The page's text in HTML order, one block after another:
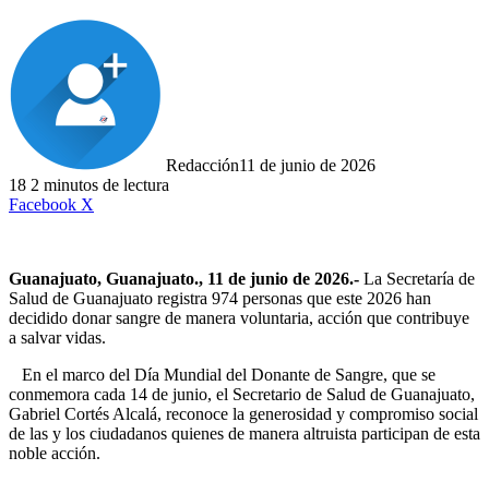
Redacción11 de junio de 2026
18 2 minutos de lectura
Facebook X
Guanajuato, Guanajuato., 11 de junio de 2026.- La Secretaría de
Salud de Guanajuato registra 974 personas que este 2026 han
decidido donar sangre de manera voluntaria, acción que contribuye
a salvar vidas.
En el marco del Día Mundial del Donante de Sangre, que se
conmemora cada 14 de junio, el Secretario de Salud de Guanajuato,
Gabriel Cortés Alcalá, reconoce la generosidad y compromiso social
de las y los ciudadanos quienes de manera altruista participan de esta
noble acción.